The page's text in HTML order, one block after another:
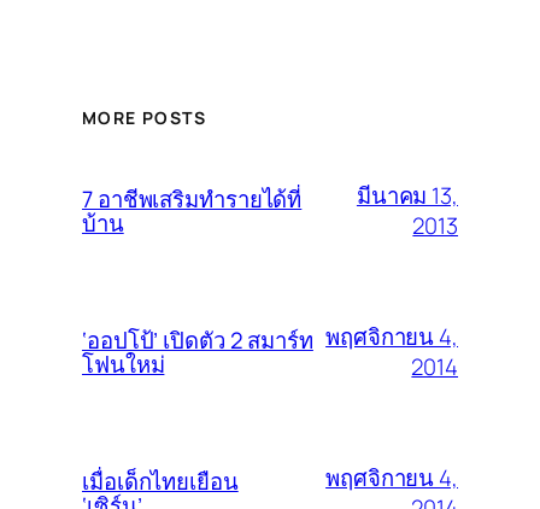
MORE POSTS
7 อาชีพเสริมทำรายได้ที่
บ้าน
มีนาคม 13,
2013
‘ออปโป้’ เปิดตัว 2 สมาร์ท
โฟนใหม่
พฤศจิกายน 4,
2014
เมื่อเด็กไทยเยือน
พฤศจิกายน 4,